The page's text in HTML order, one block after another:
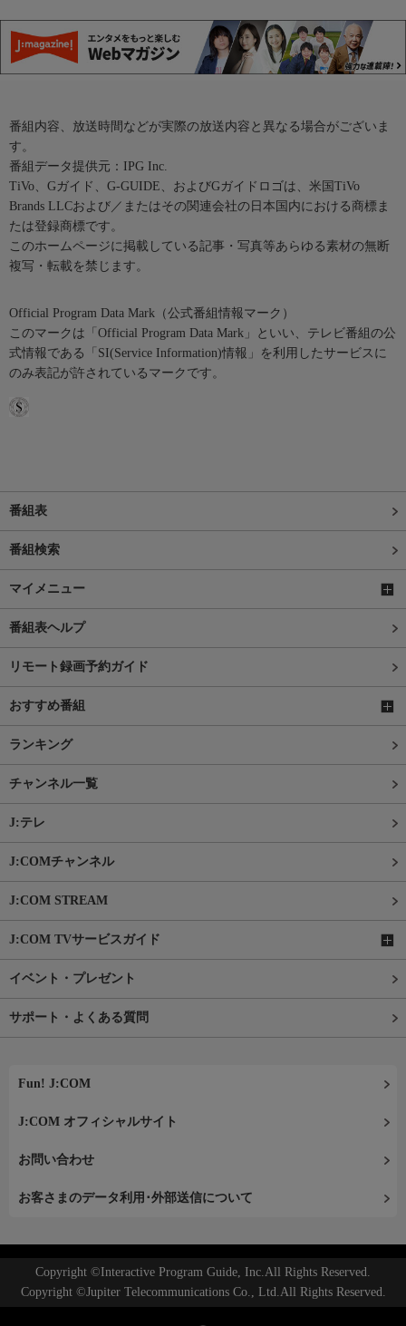
番組内容、放送時間などが実際の放送内容と異なる場合がございま
す。
番組データ提供元：IPG Inc.
TiVo、Gガイド、G-GUIDE、およびGガイドロゴは、米国TiVo
Brands LLCおよび／またはその関連会社の日本国内における商標ま
たは登録商標です。
このホームページに掲載している記事・写真等あらゆる素材の無断
複写・転載を禁じます。
Official Program Data Mark（公式番組情報マーク）
このマークは「Official Program Data Mark」といい、テレビ番組の公
式情報である「SI(Service Information)情報」を利用したサービスに
のみ表記が許されているマークです。
番組表
番組検索
マイメニュー
番組表ヘルプ
リモート録画予約ガイド
おすすめ番組
ランキング
チャンネル一覧
J:テレ
J:COMチャンネル
J:COM STREAM
J:COM TVサービスガイド
イベント・プレゼント
サポート・よくある質問
Fun! J:COM
J:COM オフィシャルサイト
お問い合わせ
お客さまのデータ利用･外部送信について
Copyright ©Interactive Program Guide, Inc.All Rights Reserved.
Copyright ©Jupiter Telecommunications Co., Ltd.All Rights Reserved.